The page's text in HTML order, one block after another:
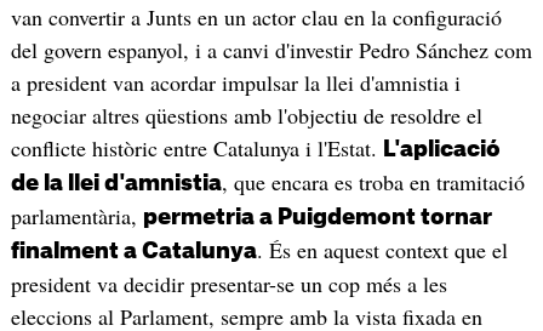
van convertir a Junts en un actor clau en la configuració
del govern espanyol, i a canvi d'investir Pedro Sánchez com
a president van acordar impulsar la llei d'amnistia i
negociar altres qüestions amb l'objectiu de resoldre el
conflicte històric entre Catalunya i l'Estat.
L'aplicació
de la llei d'amnistia, que encara es troba en tramitació
parlamentària, permetria a Puigdemont tornar
finalment a Catalunya. És en aquest context que el
president va decidir presentar-se un cop més a les
eleccions al Parlament, sempre amb la vista fixada en